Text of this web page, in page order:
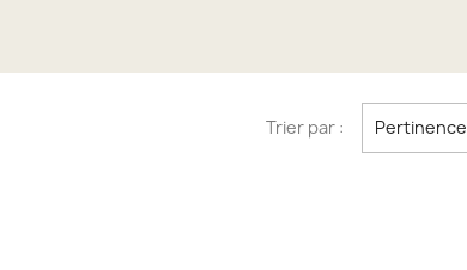
Trier par : Pertinence